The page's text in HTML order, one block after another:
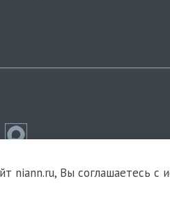
niann.ru, Вы соглашаетесь